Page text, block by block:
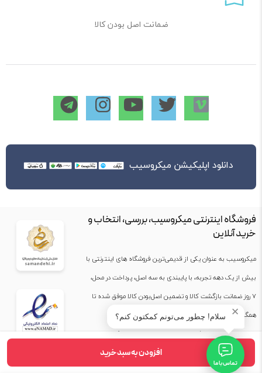
افزودن به سبد خرید
ضمانت اصل بودن کالا
دانلود اپلیکیشن میکروسیب
فروشگاه اینترنتی میکروسیب، بررسی، انتخاب و
خرید آنلاین
میکروسیب به عنوان یکی از قدیمی‌ترین فروشگاه های اینترنتی با
بیش از یک دهه تجربه، با پایبندی به سه اصل، پرداخت در محل،
۷ روز ضمانت بازگشت کالا و تضمین اصل‌بودن کالا موفق شده تا
همگام با فروشگاه‌های معتبر جهان، به بزرگ‌ترین فروشگاه
اینترنتی ایران تبدیل شود. به محض ورود به سایت میکروسیب با
دنیایی از کالا رو به رو می‌شوید! هر آنچه که نیاز دارید و به ذهن
✕ سلام! چطور می‌تونم کمکتون کنم؟
تماس با ما